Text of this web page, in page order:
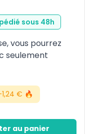
sous 48h
vous pourrez
seulement
€ 🔥
au panier